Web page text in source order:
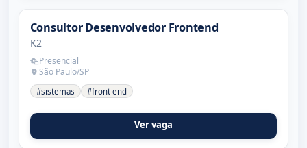
Consultor Desenvolvedor Frontend
K2
Presencial
São Paulo/SP
#sistemas #front end
Ver vaga